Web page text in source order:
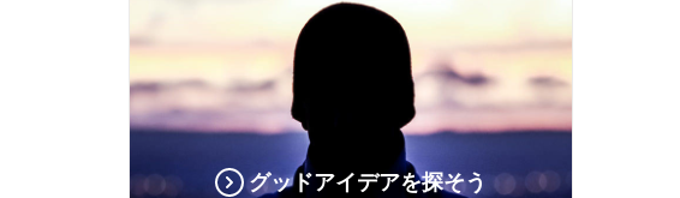
グッドアイデアを探そう